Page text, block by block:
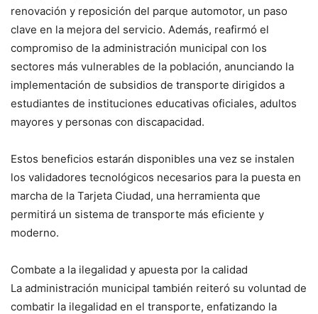
renovación y reposición del parque automotor, un paso
clave en la mejora del servicio. Además, reafirmó el
compromiso de la administración municipal con los
sectores más vulnerables de la población, anunciando la
implementación de subsidios de transporte dirigidos a
estudiantes de instituciones educativas oficiales, adultos
mayores y personas con discapacidad.
Estos beneficios estarán disponibles una vez se instalen
los validadores tecnológicos necesarios para la puesta en
marcha de la Tarjeta Ciudad, una herramienta que
permitirá un sistema de transporte más eficiente y
moderno.
Combate a la ilegalidad y apuesta por la calidad
La administración municipal también reiteró su voluntad de
combatir la ilegalidad en el transporte, enfatizando la